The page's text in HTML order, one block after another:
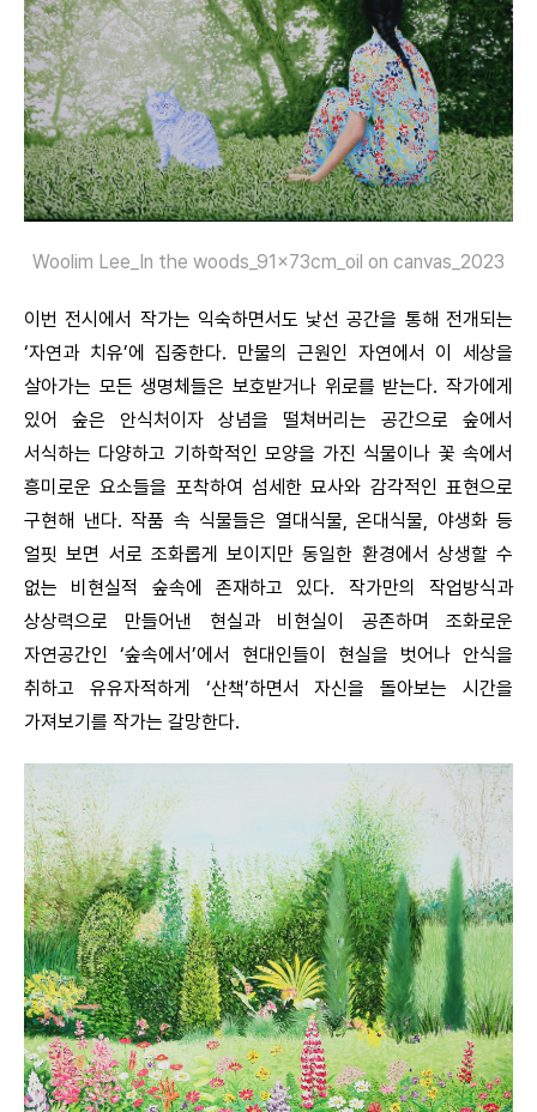
Woolim Lee_In the woods_91x73cm_oil on canvas_2023
이번 전시에서 작가는 익숙하면서도 낯선 공간을 통해 전개되는
‘자연과 치유’에 집중한다. 만물의 근원인 자연에서 이 세상을
살아가는 모든 생명체들은 보호받거나 위로를 받는다. 작가에게
있어 숲은 안식처이자 상념을 떨쳐버리는 공간으로 숲에서
서식하는 다양하고 기하학적인 모양을 가진 식물이나 꽃 속에서
흥미로운 요소들을 포착하여 섬세한 묘사와 감각적인 표현으로
구현해 낸다. 작품 속 식물들은 열대식물, 온대식물, 야생화 등
얼핏 보면 서로 조화롭게 보이지만 동일한 환경에서 상생할 수
없는 비현실적 숲속에 존재하고 있다. 작가만의 작업방식과
상상력으로 만들어낸 현실과 비현실이 공존하며 조화로운
자연공간인 ‘숲속에서’에서 현대인들이 현실을 벗어나 안식을
취하고 유유자적하게 ‘산책’하면서 자신을 돌아보는 시간을
가져보기를 작가는 갈망한다.